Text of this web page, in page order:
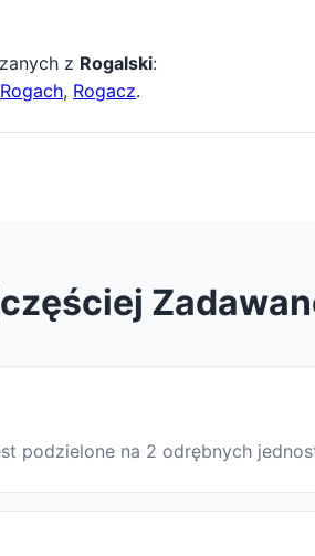
z Rogalski:
Rogach, Rogacz.
podzielone na 2 odrębnych